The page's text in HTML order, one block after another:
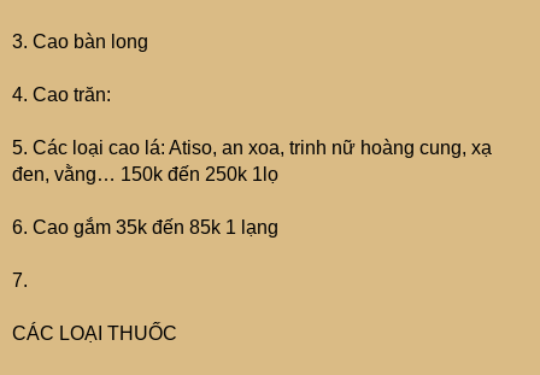
3. Cao bàn long
4. Cao trăn:
5. Các loại cao lá: Atiso, an xoa, trinh nữ hoàng cung, xạ
đen, vằng… 150k đến 250k 1lọ
6. Cao gắm 35k đến 85k 1 lạng
7.
CÁC LOẠI THUỐC